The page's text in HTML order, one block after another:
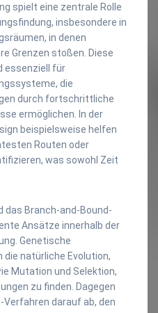
spielt eine zentrale Rolle
insbesondere in
in denen
Grenzen stoßen. Diese
essenziell für
die
durch fortschrittliche
ermöglichen. In der
beispielsweise helfen
Routen oder
was sowohl Zeit
das Branch-and-Bound-
Ansätze innerhalb der
Genetische
natürliche Evolution,
Mutation und Selektion,
zu finden. Dagegen
darauf ab, den